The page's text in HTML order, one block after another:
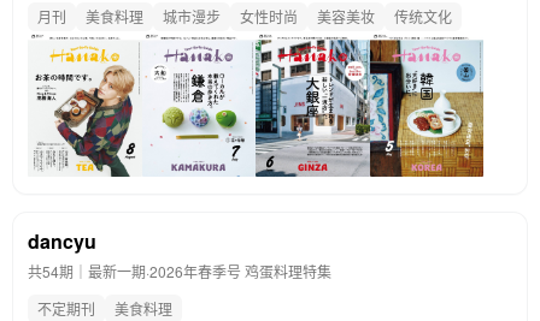
月刊
美食料理 城市漫步 女性时尚 美容美妆 传统文化
dancyu
共54期｜最新一期·2026年春季号 鸡蛋料理特集
不定期刊
美食料理